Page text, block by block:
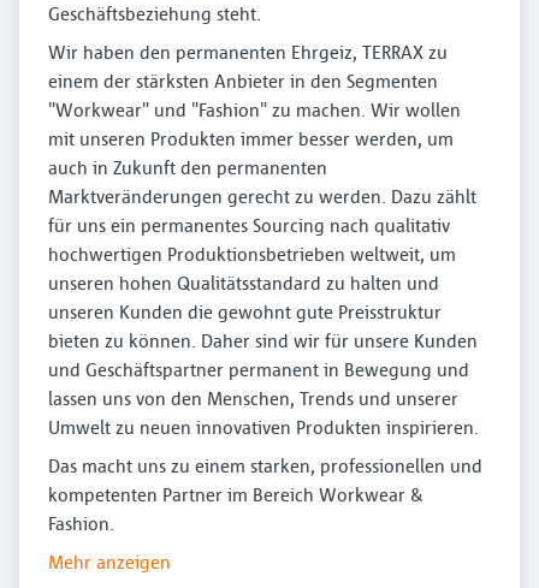
Geschäftsbeziehung steht.
Wir haben den permanenten Ehrgeiz, TERRAX zu
einem der stärksten Anbieter in den Segmenten
"Workwear" und "Fashion" zu machen. Wir wollen
mit unseren Produkten immer besser werden, um
auch in Zukunft den permanenten
Marktveränderungen gerecht zu werden. Dazu zählt
für uns ein permanentes Sourcing nach qualitativ
hochwertigen Produktionsbetrieben weltweit, um
unseren hohen Qualitätsstandard zu halten und
unseren Kunden die gewohnt gute Preisstruktur
bieten zu können. Daher sind wir für unsere Kunden
und Geschäftspartner permanent in Bewegung und
lassen uns von den Menschen, Trends und unserer
Umwelt zu neuen innovativen Produkten inspirieren.
Das macht uns zu einem starken, professionellen und
kompetenten Partner im Bereich Workwear &
Fashion.
Mehr anzeigen